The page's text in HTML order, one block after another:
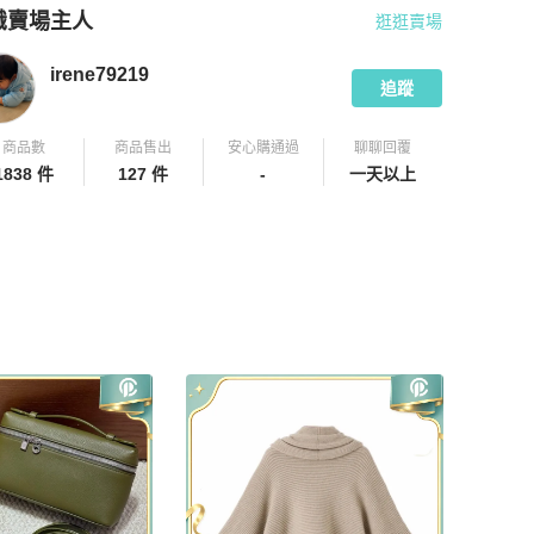
賣場主人
拍拍圈嚴選賣家
逛逛賣場
irene79219
追蹤
商品數
件
商品售出
127 件
安心購通過
-
聊聊回覆
一天以上